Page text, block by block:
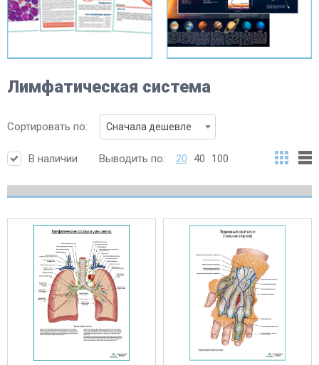
Лимфатическая система
Сортировать по: Сначала дешевле
В наличии Выводить по: 20 40 100